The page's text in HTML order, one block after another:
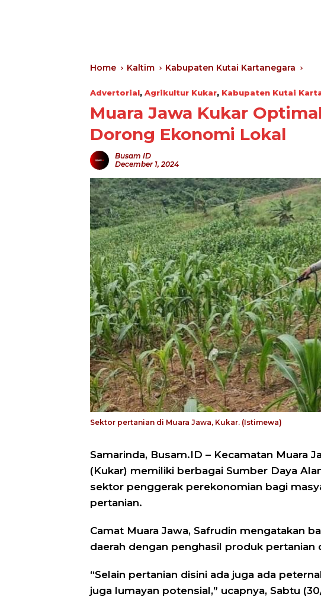
Home Kaltim Kabupaten Kutai Kartanegara
Advertorial, Agrikultur Kukar, Kabupaten Kutai
Muara Jawa Kukar
Dorong Ekonomi Lokal
Busam ID
December 1, 2024
Sektor pertanian di Muara Jawa, Kukar. (Istimewa)
Samarinda, Busam.ID – Kecamatan Muara
(Kukar) memiliki berbagai Sumber Daya
sektor penggerak perekonomian bagi
pertanian.
Camat Muara Jawa, Safrudin mengatakan
daerah dengan penghasil produk pertanian
“Selain pertanian disini ada juga ada
juga lumayan potensial,” ucapnya, Sabtu